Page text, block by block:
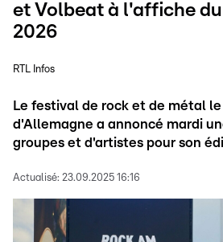
et Volbeat à l'affiche
2026
RTL Infos
Le festival de rock et de métal
d'Allemagne a annoncé mardi
groupes et d'artistes pour son
Actualisé: 23.09.2025 16:16